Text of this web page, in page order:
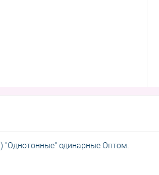
"Однотонные" одинарные Оптом.